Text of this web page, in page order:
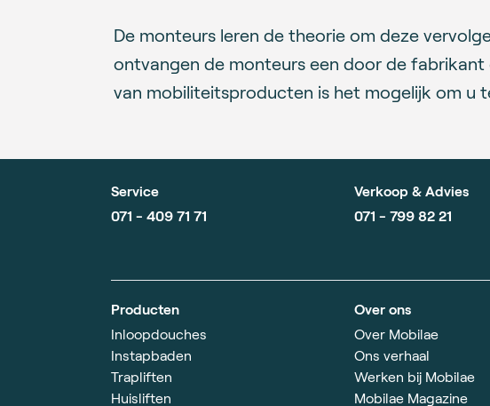
De monteurs leren de theorie om deze
ontvangen de monteurs een door de
van mobiliteitsproducten is het mogelijk om u
Service
071 - 409 71 71
Verkoop & Advies
071 - 799 82 21
Producten
Inloopdouches
Instapbaden
Trapliften
Huisliften
Over ons
Over Mobilae
Ons verhaal
Werken bij Mobilae
Mobilae Magazine